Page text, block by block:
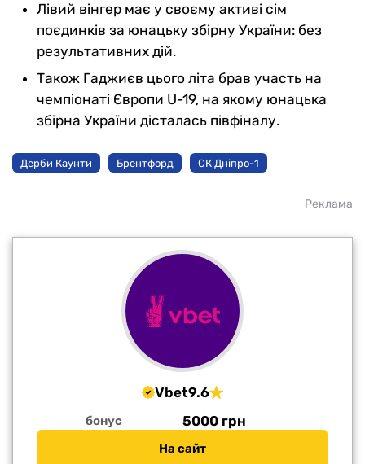
Лівий вінгер має у своєму активі сім
поєдинків за юнацьку збірну України: без
результативних дій.
Також Гаджиєв цього літа брав участь на
чемпіонаті Європи U-19, на якому юнацька
збірна України дісталась півфіналу.
Дерби Каунти Брентфорд СК Дніпро-1
Реклама
Vbet9.6
бонус 5000 грн
На сайт